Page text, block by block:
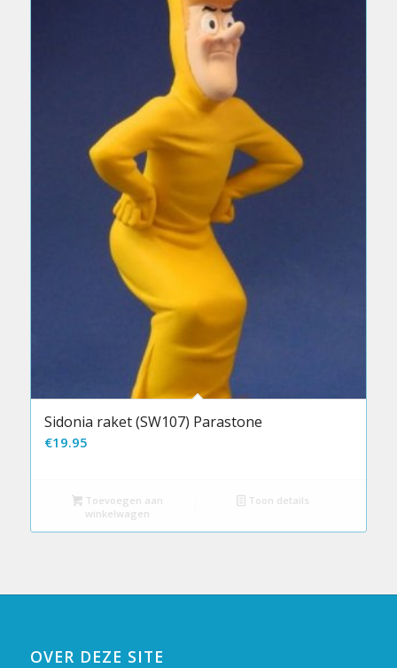
Sidonia raket (SW107) Parastone
€19.95
Toevoegen aan
winkelwagen
Toon details
OVER DEZE SITE